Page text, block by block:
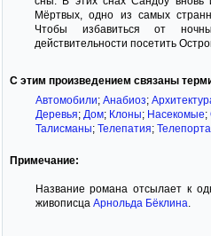
Мёртвых, одно из самых
Чтобы избавиться от
действительности посетить
С этим произведением связаны
Автомобили; Анабиоз;
Деревья; Дом; Клоны; Насекомые;
Талисманы; Телепатия;
Примечание:
Название романа отсылает к
живописца Арнольда Бёклина